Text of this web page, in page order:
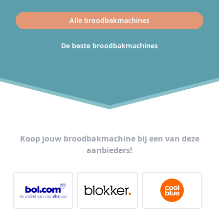
Alle broodbakmachines
De beste broodbakmachines
Koop jouw broodbakmachine bij een van deze
aanbieders!